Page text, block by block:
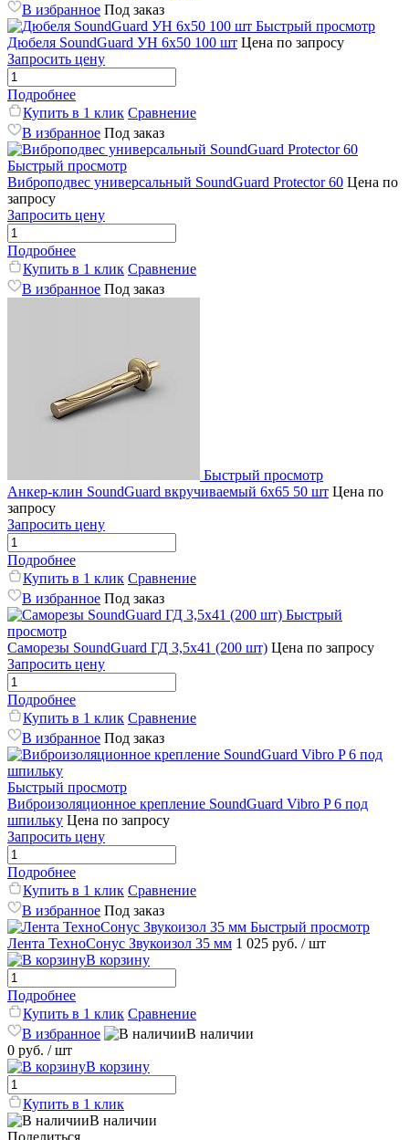
В избранное Под заказ
Быстрый просмотр
Дюбеля SoundGuard УН 6x50 100 шт Цена по запросу
Запросить цену
Подробнее
Купить в 1 клик Сравнение
В избранное Под заказ
Быстрый просмотр
Виброподвес универсальный SoundGuard Protector 60 Цена по
запросу
Запросить цену
Подробнее
Купить в 1 клик Сравнение
В избранное Под заказ
Быстрый просмотр
Анкер-клин SoundGuard вкручиваемый 6x65 50 шт Цена по
запросу
Запросить цену
Подробнее
Купить в 1 клик Сравнение
В избранное Под заказ
Быстрый
просмотр
Саморезы SoundGuard ГД 3,5x41 (200 шт) Цена по запросу
Запросить цену
Подробнее
Купить в 1 клик Сравнение
В избранное Под заказ
Быстрый просмотр
Виброизоляционное крепление SoundGuard Vibro P 6 под
шпильку Цена по запросу
Запросить цену
Подробнее
Купить в 1 клик Сравнение
В избранное Под заказ
Быстрый просмотр
Лента ТехноСонус Звукоизол 35 мм 1 025 руб. / шт
В корзину
Подробнее
Купить в 1 клик Сравнение
В избранное
В наличии
0 руб. / шт
В корзину
Купить в 1 клик
В наличии
Поделиться